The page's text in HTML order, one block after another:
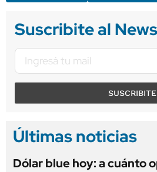
Suscribite al
SUSCRIBITE
Últimas noticias
Dólar blue hoy: a cuánto